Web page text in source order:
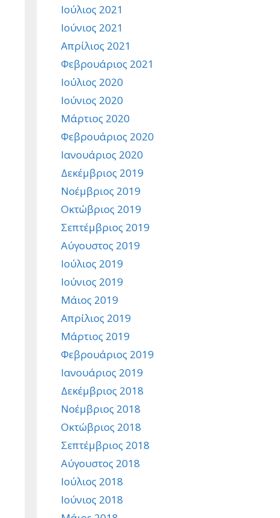
Ιούλιος 2021
Ιούνιος 2021
Απρίλιος 2021
Φεβρουάριος 2021
Ιούλιος 2020
Ιούνιος 2020
Μάρτιος 2020
Φεβρουάριος 2020
Ιανουάριος 2020
Δεκέμβριος 2019
Νοέμβριος 2019
Οκτώβριος 2019
Σεπτέμβριος 2019
Αύγουστος 2019
Ιούλιος 2019
Ιούνιος 2019
Μάιος 2019
Απρίλιος 2019
Μάρτιος 2019
Φεβρουάριος 2019
Ιανουάριος 2019
Δεκέμβριος 2018
Νοέμβριος 2018
Οκτώβριος 2018
Σεπτέμβριος 2018
Αύγουστος 2018
Ιούλιος 2018
Ιούνιος 2018